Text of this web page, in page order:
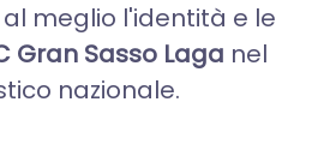
meglio l'identità e le
Gran Sasso Laga nel
nazionale.